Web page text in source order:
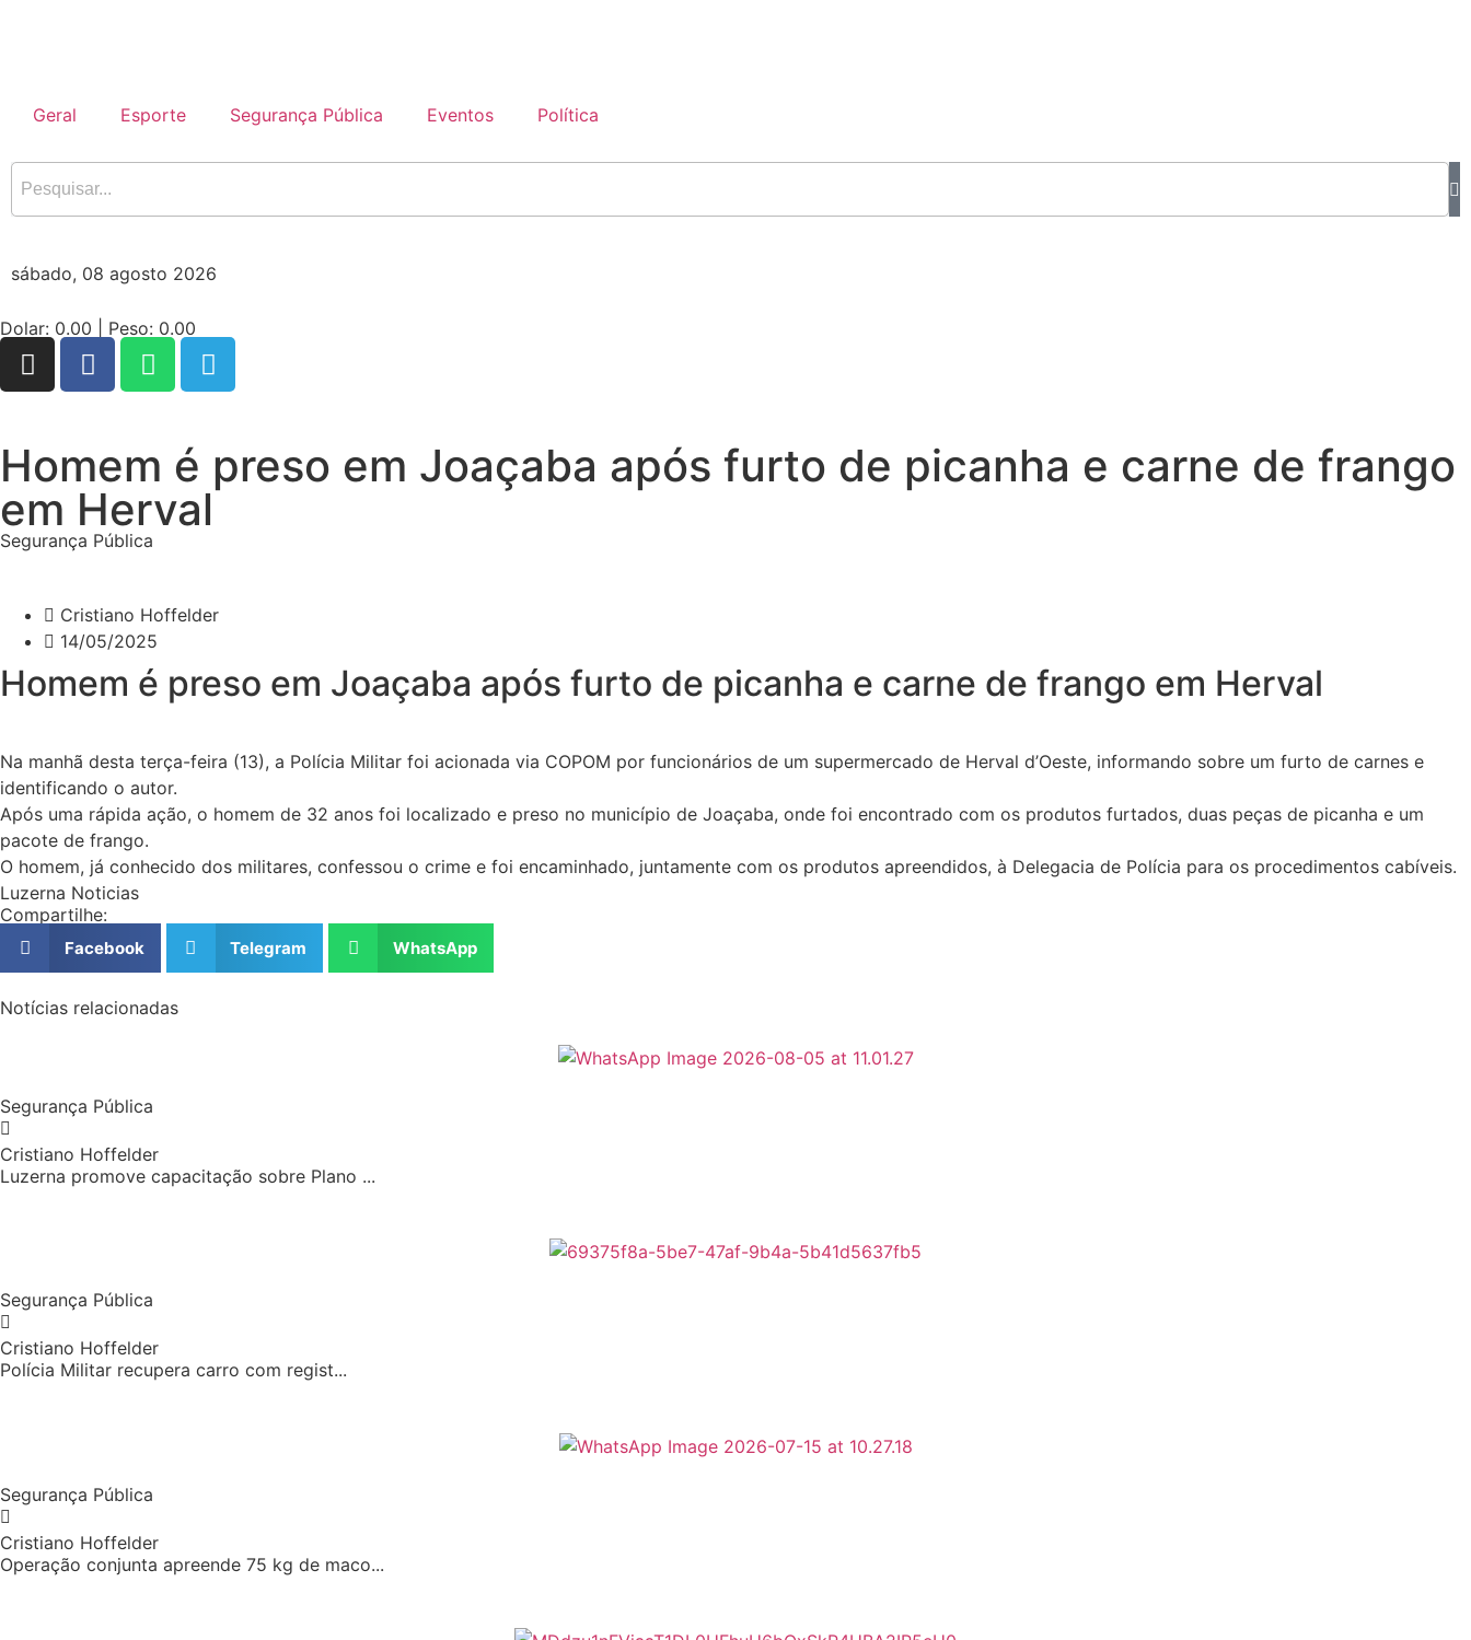
Geral Esporte Segurança Pública Eventos Política
sábado, 08 agosto 2026
Dolar: 0.00 | Peso: 0.00
Homem é preso em Joaçaba após furto de picanha e carne de frango
em Herval
Segurança Pública
Cristiano Hoffelder
14/05/2025
Homem é preso em Joaçaba após furto de picanha e carne de frango em Herval
Na manhã desta terça-feira (13), a Polícia Militar foi acionada via COPOM por funcionários de um supermercado de Herval d’Oeste, informando sobre um furto de carnes e
identificando o autor.
Após uma rápida ação, o homem de 32 anos foi localizado e preso no município de Joaçaba, onde foi encontrado com os produtos furtados, duas peças de picanha e um
pacote de frango.
O homem, já conhecido dos militares, confessou o crime e foi encaminhado, juntamente com os produtos apreendidos, à Delegacia de Polícia para os procedimentos cabíveis.
Luzerna Noticias
Compartilhe:
Facebook Telegram WhatsApp
Notícias relacionadas
Segurança Pública
Cristiano Hoffelder
Luzerna promove capacitação sobre Plano ...
Segurança Pública
Cristiano Hoffelder
Polícia Militar recupera carro com regist...
Segurança Pública
Cristiano Hoffelder
Operação conjunta apreende 75 kg de maco...